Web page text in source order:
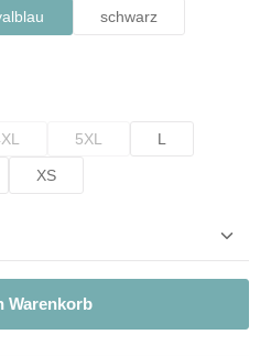
schwarz
5XL L
XS
gewünschten Wert ein
Warenkorb